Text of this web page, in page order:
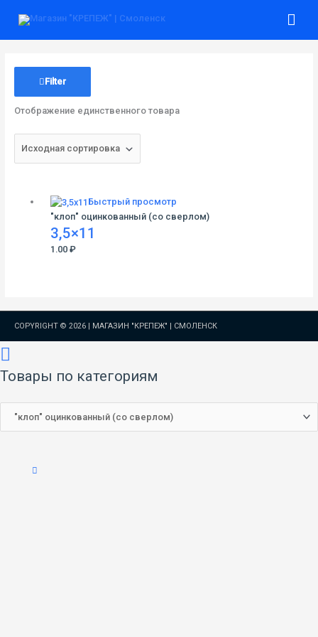
Filter
Отображение единственного товара
Быстрый просмотр
"клоп" оцинкованный (со сверлом)
3,5×11
1.00 ₽
COPYRIGHT © 2026 | МАГАЗИН "КРЕПЕЖ" | СМОЛЕНСК
Товары по категориям